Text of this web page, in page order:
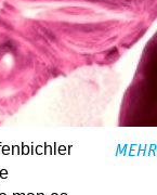
MEHR